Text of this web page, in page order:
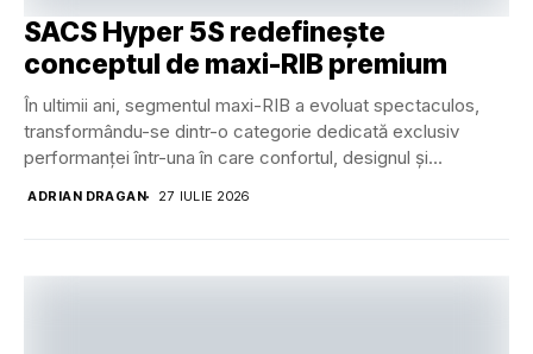
SACS Hyper 5S redefinește
conceptul de maxi-RIB premium
În ultimii ani, segmentul maxi-RIB a evoluat spectaculos,
transformându-se dintr-o categorie dedicată exclusiv
performanței într-una în care confortul, designul și
ADRIAN DRAGAN 27 IULIE 2026